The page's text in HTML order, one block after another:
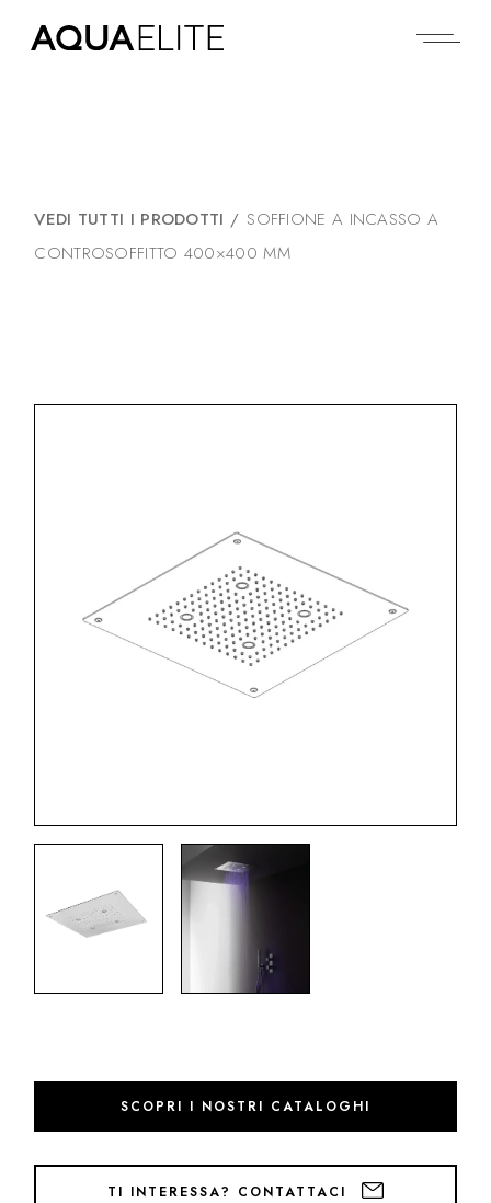
VEDI TUTTI I PRODOTTI / SOFFIONE A INCASSO A
CONTROSOFFITTO 400×400 MM
SCOPRI I NOSTRI CATALOGHI
TI INTERESSA? CONTATTACI